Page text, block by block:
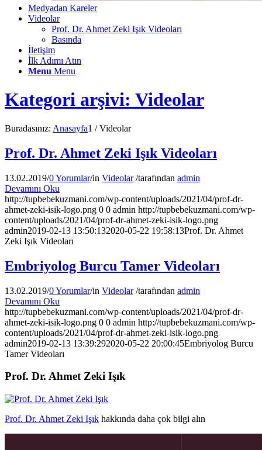
Medyadan Kareler
Videolar
Prof. Dr. Ahmet Zeki Işık Videoları
Basında
İletişim
İlk Adımı Atın
Menu Menu
Kategori arşivi: Videolar
Buradasınız: Anasayfa1 / Videolar
Prof. Dr. Ahmet Zeki Işık Videoları
13.02.2019/0 Yorumlar/in Videolar /tarafından admin
Devamını Oku
http://tupbebekuzmani.com/wp-content/uploads/2021/04/prof-dr-
ahmet-zeki-isik-logo.png 0 0 admin http://tupbebekuzmani.com/wp-
content/uploads/2021/04/prof-dr-ahmet-zeki-isik-logo.png
admin2019-02-13 13:50:132020-05-22 19:58:13Prof. Dr. Ahmet
Zeki Işık Videoları
Embriyolog Burcu Tamer Videoları
13.02.2019/0 Yorumlar/in Videolar /tarafından admin
Devamını Oku
http://tupbebekuzmani.com/wp-content/uploads/2021/04/prof-dr-
ahmet-zeki-isik-logo.png 0 0 admin http://tupbebekuzmani.com/wp-
content/uploads/2021/04/prof-dr-ahmet-zeki-isik-logo.png
admin2019-02-13 13:39:292020-05-22 20:00:45Embriyolog Burcu
Tamer Videoları
Prof. Dr. Ahmet Zeki Işık
Prof. Dr. Ahmet Zeki Işık hakkında daha çok bilgi alın